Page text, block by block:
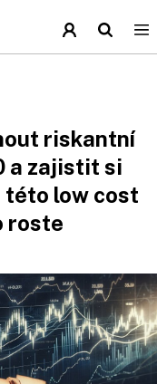
riskantní
a zajistit si
této low cost
roste